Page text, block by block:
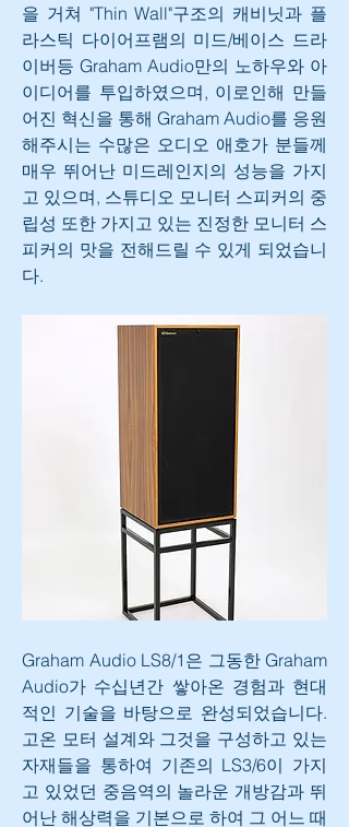
을 거쳐 "Thin Wall"구조의 캐비닛과 플
라스틱 다이어프램의 미드/베이스 드라
이버등 Graham Audio만의 노하우와 아
이디어를 투입하였으며, 이로인해 만들
어진 혁신을 통해 Graham Audio를 응원
해주시는 수많은 오디오 애호가 분들께
매우 뛰어난 미드레인지의 성능을 가지
고 있으며, 스튜디오 모니터 스피커의 중
립성 또한 가지고 있는 진정한 모니터 스
피커의 맛을 전해드릴 수 있게 되었습니
다.
Graham Audio LS8/1은 그동한 Graham
Audio가 수십년간 쌓아온 경험과 현대
적인 기술을 바탕으로 완성되었습니다.
고온 모터 설계와 그것을 구성하고 있는
자재들을 통하여 기존의 LS3/6이 가지
고 있었던 중음역의 놀라운 개방감과 뛰
어난 해상력을 기본으로 하여 그 어느 때